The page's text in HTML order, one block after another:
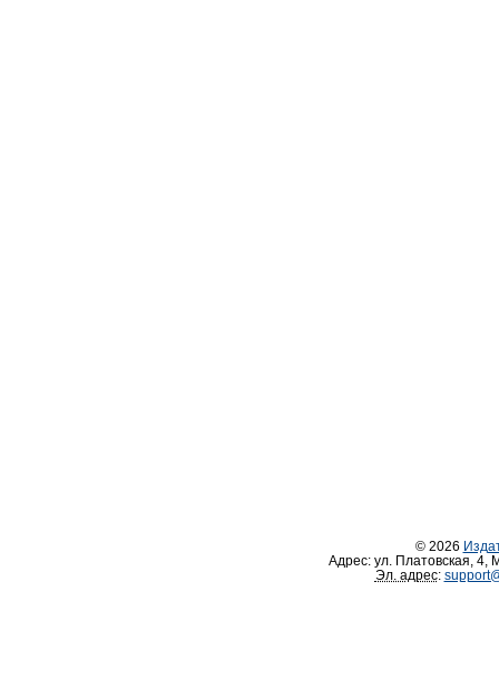
© 2026
Адрес: ул. Платовская, 4
Эл. адрес: